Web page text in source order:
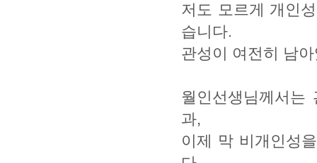
저도 모르게 개인
습니다.
관성이 여전히 남
월인선생님께서는
과,
이제 막 비개인성